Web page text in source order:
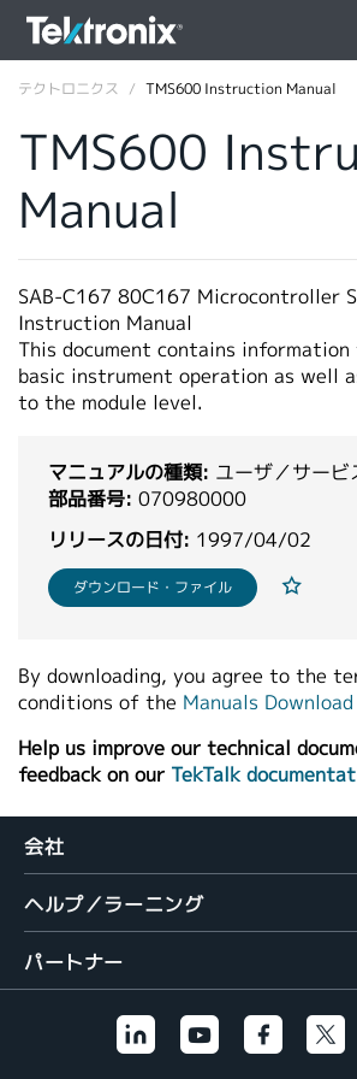
ENGLISH
DEUTSCH
VIỆT NAM
日本語
韓国語
繁體中文
テクトロニクス TMS600 Instruction Manual
TMS600
Manual
SAB-C167 80C167 Microcontroller
Instruction Manual
This document contains
basic instrument operation as well
to the module level.
マニュアルの種類: ユーザ／サー
部品番号: 070980000
リリースの日付: 1997/04/02
ダウンロード・ファイル
By downloading, you agree to the
conditions of the Manuals
Help us improve our technical
feedback on our TekTalk
会社
ヘルプ／ラーニング
パートナー